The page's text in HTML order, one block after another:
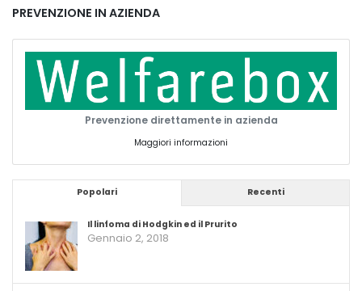
PREVENZIONE IN AZIENDA
Prevenzione direttamente in azienda
Maggiori informazioni
Popolari Recenti
Il linfoma di Hodgkin ed il Prurito
Gennaio 2, 2018